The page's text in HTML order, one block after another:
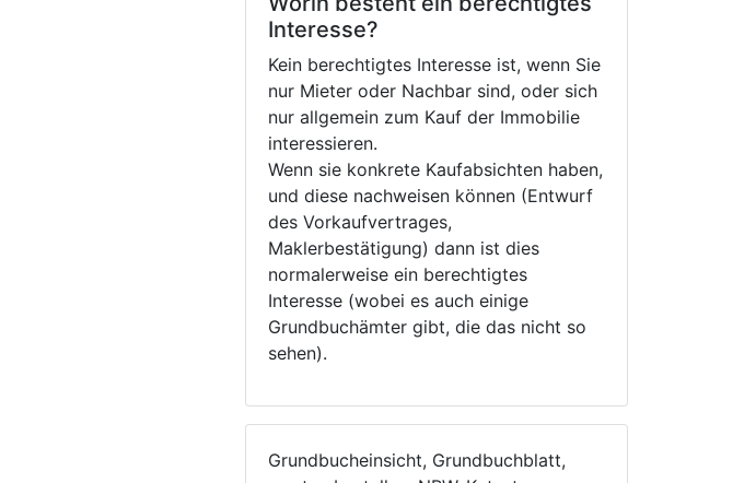
Interesse?
Kein berechtigtes Interesse ist, wenn Sie
nur Mieter oder Nachbar sind, oder sich
nur allgemein zum Kauf der Immobilie
interessieren.
Wenn sie konkrete Kaufabsichten haben,
und diese nachweisen können (Entwurf
des Vorkaufvertrages,
Maklerbestätigung) dann ist dies
normalerweise ein berechtigtes
Interesse (wobei es auch einige
Grundbuchämter gibt, die das nicht so
sehen).
Grundbucheinsicht, Grundbuchblatt,